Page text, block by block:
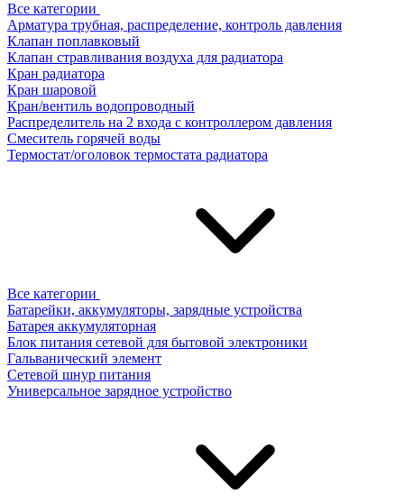
Все категории
Арматура трубная, распределение, контроль давления
Клапан поплавковый
Клапан стравливания воздуха для радиатора
Кран радиатора
Кран шаровой
Кран/вентиль водопроводный
Распределитель на 2 входа с контроллером давления
Смеситель горячей воды
Термостат/оголовок термостата радиатора
Все категории
Батарейки, аккумуляторы, зарядные устройства
Батарея аккумуляторная
Блок питания сетевой для бытовой электроники
Гальванический элемент
Сетевой шнур питания
Универсальное зарядное устройство